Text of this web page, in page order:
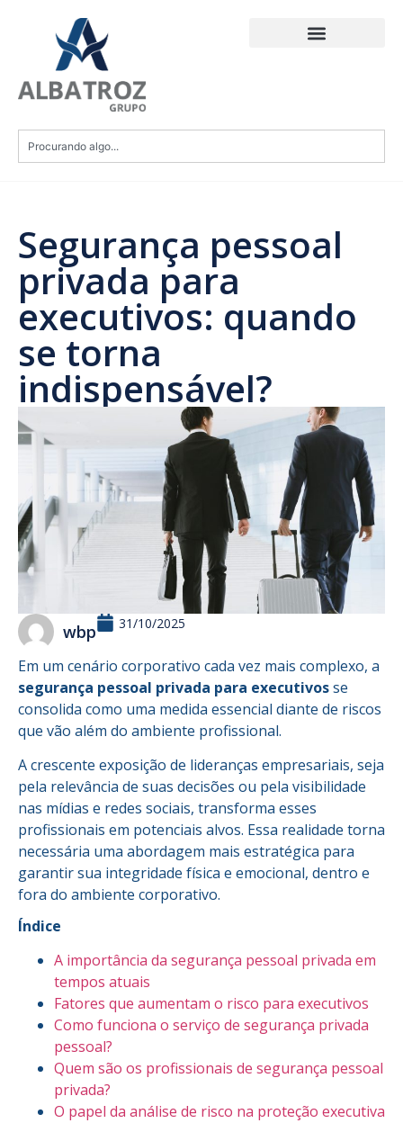
Segurança pessoal
privada para
executivos: quando
se torna
indispensável?
wbp 31/10/2025
Em um cenário corporativo cada vez mais complexo, a
segurança pessoal privada para executivosse
consolida como uma medida essencial diante de riscos
que vão além do ambiente profissional.
A crescente exposição de lideranças empresariais, seja
pela relevância de suas decisões ou pela visibilidade
nas mídias e redes sociais, transforma esses
profissionais em potenciais alvos. Essa realidade torna
necessária uma abordagem mais estratégica para
garantir sua integridade física e emocional, dentro e
fora do ambiente corporativo.
Índice
A importância da segurança pessoal privada em
tempos atuais
Fatores que aumentam o risco para executivos
Como funciona o serviço de segurança privada
pessoal?
Quem são os profissionais de segurança pessoal
privada?
O papel da análise de risco na proteção executiva